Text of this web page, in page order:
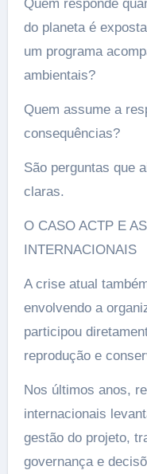
Quem responde
do planeta é
um programa
ambientais?
Quem assume a
consequências?
São perguntas que
claras.
O CASO ACTP E
INTERNACIONAIS
A crise atual
envolvendo a
participou
reprodução e
Nos últimos anos,
internacionais
gestão do projeto,
governança e